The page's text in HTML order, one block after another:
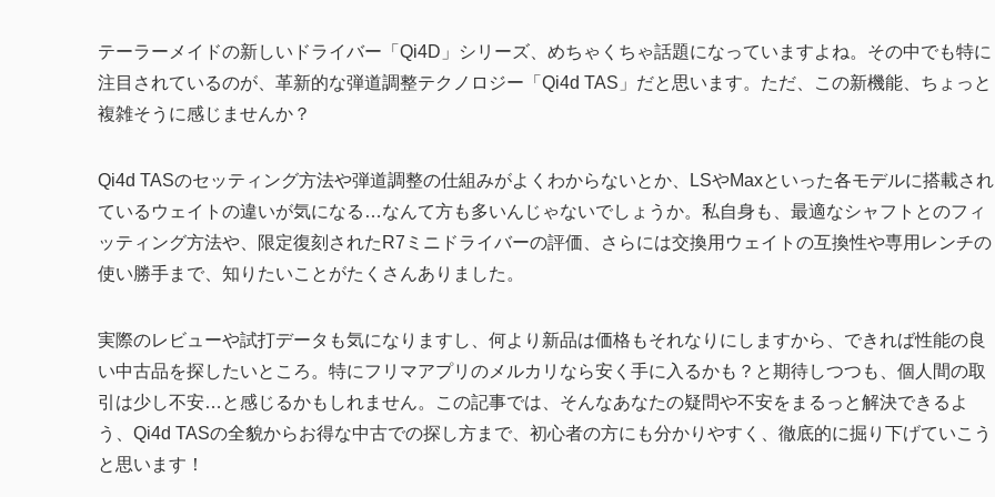
テーラーメイドの新しいドライバー「Qi4D」シリーズ、めちゃくちゃ話題になっていますよね。その中でも特に
注目されているのが、革新的な弾道調整テクノロジー「Qi4d TAS」だと思います。ただ、この新機能、ちょっと
複雑そうに感じませんか？
Qi4d TASのセッティング方法や弾道調整の仕組みがよくわからないとか、LSやMaxといった各モデルに搭載され
ているウェイトの違いが気になる…なんて方も多いんじゃないでしょうか。私自身も、最適なシャフトとのフィ
ッティング方法や、限定復刻されたR7ミニドライバーの評価、さらには交換用ウェイトの互換性や専用レンチの
使い勝手まで、知りたいことがたくさんありました。
実際のレビューや試打データも気になりますし、何より新品は価格もそれなりにしますから、できれば性能の良
い中古品を探したいところ。特にフリマアプリのメルカリなら安く手に入るかも？と期待しつつも、個人間の取
引は少し不安…と感じるかもしれません。この記事では、そんなあなたの疑問や不安をまるっと解決できるよ
う、Qi4d TASの全貌からお得な中古での探し方まで、初心者の方にも分かりやすく、徹底的に掘り下げていこう
と思います！